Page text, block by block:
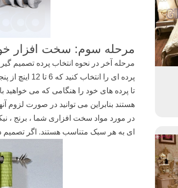
مرحله سوم: سخت افزار
مرحله آخر در نحوه انتخاب پرده تصمیم
پرده ای را
تا پرده های خود را هنگامی که می خواهید
هستند بنابراین می توانید در صورت لزوم
در مورد مواد سخت افزاری شما ، برنج ،
ای به هر سبک متناسب هستند. اگر تصمیم